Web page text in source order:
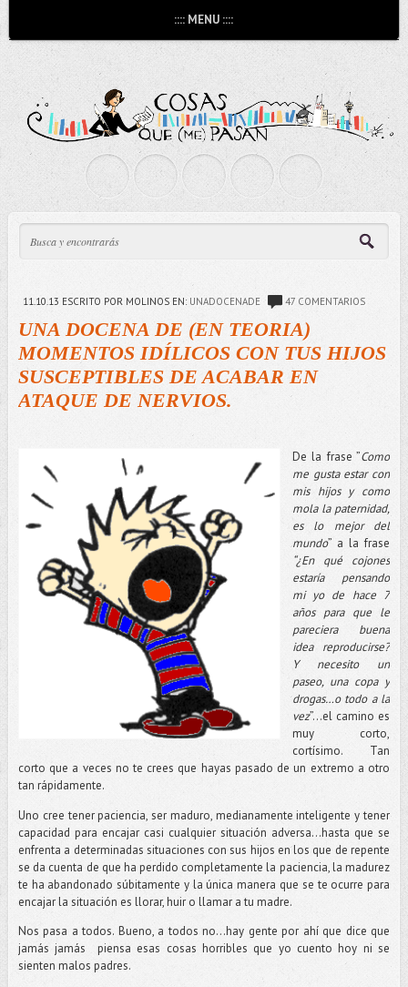
:::: MENU ::::
11.10.13 ESCRITO POR MOLINOS EN: UNADOCENADE 47 COMENTARIOS
UNA DOCENA DE (EN TEORIA)
MOMENTOS IDÍLICOS CON TUS HIJOS
SUSCEPTIBLES DE ACABAR EN
ATAQUE DE NERVIOS.
De la frase ”Como
me gusta estar con
mis hijos y como
mola la paternidad,
es lo mejor del
mundo” a la frase
“¿En qué cojones
estaría pensando
mi yo de hace 7
años para que le
pareciera buena
idea reproducirse?
Y necesito un
paseo, una copa y
drogas…o todo a la
vez”…el camino es
muy corto,
cortísimo. Tan
corto que a veces no te crees que hayas pasado de un extremo a otro
tan rápidamente.
Uno cree tener paciencia, ser maduro, medianamente inteligente y tener
capacidad para encajar casi cualquier situación adversa…hasta que se
enfrenta a determinadas situaciones con sus hijos en los que de repente
se da cuenta de que ha perdido completamente la paciencia, la madurez
te ha abandonado súbitamente y la única manera que se te ocurre para
encajar la situación es llorar, huir o llamar a tu madre.
Nos pasa a todos. Bueno, a todos no…hay gente por ahí que dice que
jamás jamás
piensa esas cosas horribles que yo cuento hoy ni se
sienten malos padres.